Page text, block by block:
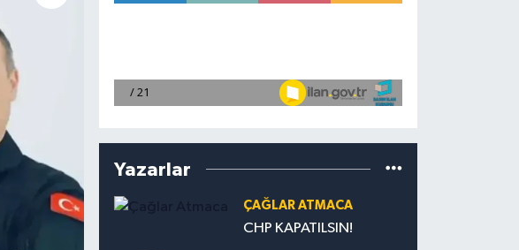
Yazarlar
ÇAĞLAR ATMACA
CHP KAPATILSIN!